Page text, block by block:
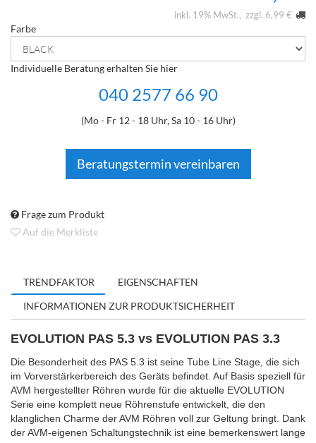
inkl. 19% MwSt. zzgl. 6,99 €
Farbe
Individuelle Beratung erhalten Sie hier
040 2577 66 90
(Mo - Fr 12 - 18 Uhr, Sa 10 - 16 Uhr)
Beratungstermin vereinbaren
Frage zum Produkt
Auf die Merkliste
TRENDFAKTOR
EIGENSCHAFTEN
INFORMATIONEN ZUR PRODUKTSICHERHEIT
EVOLUTION PAS 5.3 vs EVOLUTION PAS 3.3
Die Besonderheit des PAS 5.3 ist seine Tube Line Stage, die sich
im Vorverstärkerbereich des Geräts befindet. Auf Basis speziell für
AVM hergestellter Röhren wurde für die aktuelle EVOLUTION
Serie eine komplett neue Röhrenstufe entwickelt, die den
klanglichen Charme der AVM Röhren voll zur Geltung bringt. Dank
der AVM-eigenen Schaltungstechnik ist eine bemerkenswert lange